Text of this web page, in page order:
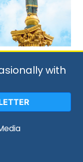
with